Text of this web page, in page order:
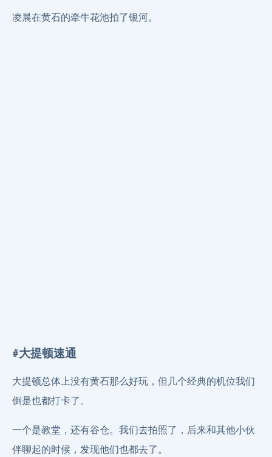
凌晨在黄石的牵牛花池拍了银河。
#大提顿速通
大提顿总体上没有黄石那么好玩，但几个经典的机位我们
倒是也都打卡了。
一个是教堂，还有谷仓。我们去拍照了，后来和其他小伙
伴聊起的时候，发现他们也都去了。